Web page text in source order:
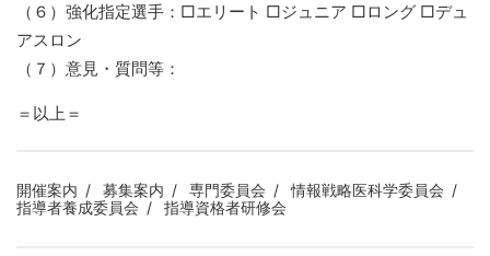
（６）強化指定選手：□エリート □ジュニア □ロング □デュ
アスロン
（７）意見・質問等：
＝以上＝
開催案内 募集案内 専門委員会
情報戦略医科学委員会
指導者養成委員会
指導資格者研修会